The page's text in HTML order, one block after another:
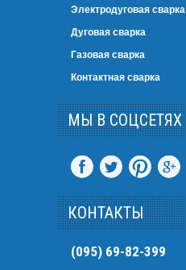
Электродуговая сварка
Дуговая сварка
Газовая сварка
Контактная сварка
МЫ В СОЦСЕТЯХ
КОНТАКТЫ
(095) 69-82-399